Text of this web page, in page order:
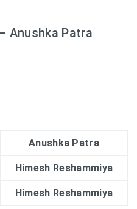
Anushka Patra
Anushka Patra
Himesh Reshammiya
Himesh Reshammiya